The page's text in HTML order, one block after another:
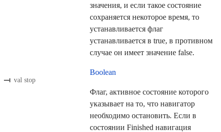
значения, и если такое состояние
сохраняется некоторое время, то
устанавливается флаг
устанавливается в true, в противном
случае он имеет значение false.
val stop
Boolean
Флаг, активное состояние которого
указывает на то, что навигатор
необходимо остановить. Если в
состоянии Finished навигация